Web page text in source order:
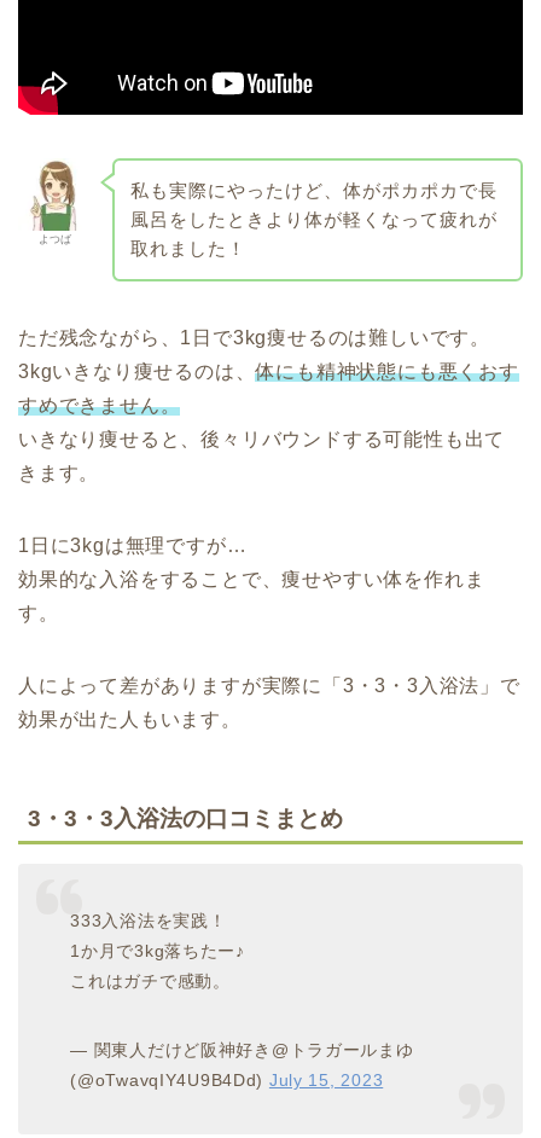
よつば
私も実際にやったけど、体がポカポカで長
風呂をしたときより体が軽くなって疲れが
取れました！
ただ残念ながら、1日で3kg痩せるのは難しいです。
3kgいきなり痩せるのは、体にも精神状態にも悪くおす
すめできません。
いきなり痩せると、後々リバウンドする可能性も出て
きます。
1日に3kgは無理ですが…
効果的な入浴をすることで、痩せやすい体を作れま
す。
人によって差がありますが実際に「3・3・3入浴法」で
効果が出た人もいます。
3・3・3入浴法の口コミまとめ
333入浴法を実践！
1か月で3kg落ちたー♪
これはガチで感動。
— 関東人だけど阪神好き@トラガールまゆ
(@oTwavqIY4U9B4Dd) July 15, 2023